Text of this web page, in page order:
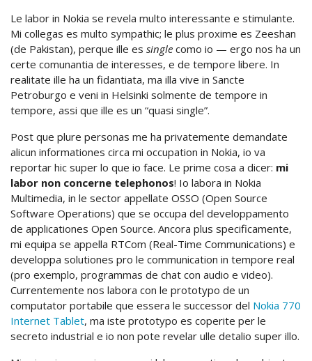
Le labor in Nokia se revela multo interessante e stimulante.
Mi collegas es multo sympathic; le plus proxime es Zeeshan
(de Pakistan), perque ille es single como io — ergo nos ha un
certe comunantia de interesses, e de tempore libere. In
realitate ille ha un fidantiata, ma illa vive in Sancte
Petroburgo e veni in Helsinki solmente de tempore in
tempore, assi que ille es un “quasi single”.
Post que plure personas me ha privatemente demandate
alicun informationes circa mi occupation in Nokia, io va
reportar hic super lo que io face. Le prime cosa a dicer: mi
labor non concerne telephonos! Io labora in Nokia
Multimedia, in le sector appellate OSSO (Open Source
Software Operations) que se occupa del developpamento
de applicationes Open Source. Ancora plus specificamente,
mi equipa se appella RTCom (Real-Time Communications) e
developpa solutiones pro le communication in tempore real
(pro exemplo, programmas de chat con audio e video).
Currentemente nos labora con le prototypo de un
computator portabile que essera le successor del Nokia 770
Internet Tablet, ma iste prototypo es coperite per le
secreto industrial e io non pote revelar ulle detalio super illo.